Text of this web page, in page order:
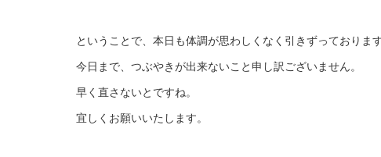
ということで、本日も体調が思わしくなく引きずっております
今日まで、つぶやきが出来ないこと申し訳ございません。
早く直さないとですね。
宜しくお願いいたします。